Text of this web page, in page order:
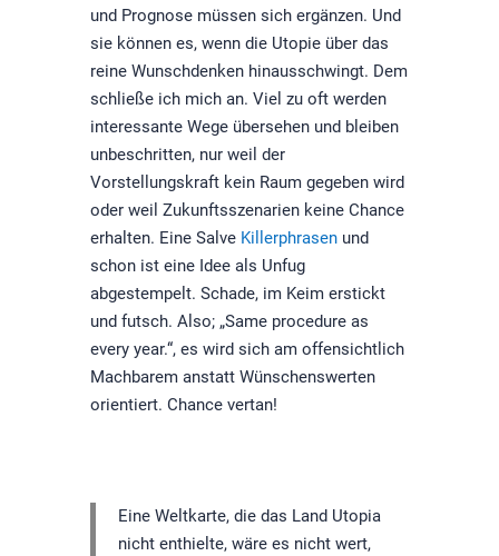
und Prognose müssen sich ergänzen. Und
sie können es, wenn die Utopie über das
reine Wunschdenken hinausschwingt. Dem
schließe ich mich an. Viel zu oft werden
interessante Wege übersehen und bleiben
unbeschritten, nur weil der
Vorstellungskraft kein Raum gegeben wird
oder weil Zukunftsszenarien keine Chance
erhalten. Eine Salve Killerphrasenund
schon ist eine Idee als Unfug
abgestempelt. Schade, im Keim erstickt
und futsch. Also; „Same procedure as
every year.“, es wird sich am offensichtlich
Machbarem anstatt Wünschenswerten
orientiert. Chance vertan!
Eine Weltkarte, die das Land Utopia
nicht enthielte, wäre es nicht wert,